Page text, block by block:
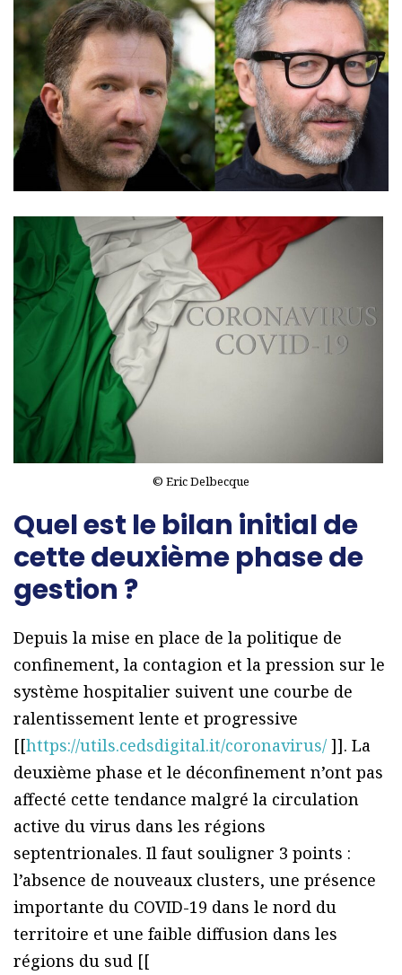
© Eric Delbecque
Quel est le bilan initial de
cette deuxième phase de
gestion ?
Depuis la mise en place de la politique de
confinement, la contagion et la pression sur le
système hospitalier suivent une courbe de
ralentissement lente et progressive
[[https://utils.cedsdigital.it/coronavirus/ ]]. La
deuxième phase et le déconfinement n’ont pas
affecté cette tendance malgré la circulation
active du virus dans les régions
septentrionales. Il faut souligner 3 points :
l’absence de nouveaux clusters, une présence
importante du COVID-19 dans le nord du
territoire et une faible diffusion dans les
régions du sud [[